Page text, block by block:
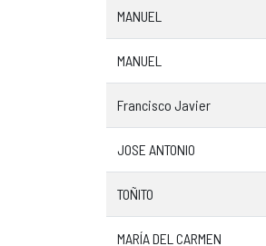
MANUEL
MANUEL
Francisco Javier
JOSE ANTONIO
TOÑITO
MARÍA DEL CARMEN